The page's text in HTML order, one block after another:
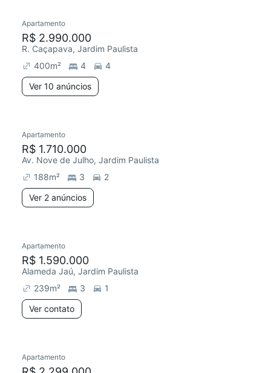
Redecorar
Apartamento
R$ 2.990.000
R. Caçapava, Jardim Paulista
400m² 4
4
Ver 10 anúncios
Redecorar
Apartamento
R$ 1.710.000
Av. Nove de Julho, Jardim Paulista
188m² 3
2
Ver 2 anúncios
Redecorar
Apartamento
R$ 1.590.000
Alameda Jaú, Jardim Paulista
239m² 3
1
Ver contato
Apartamento